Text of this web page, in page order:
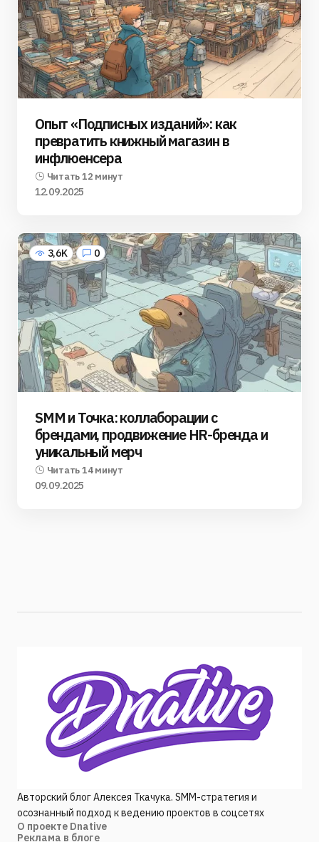
Опыт «Подписных изданий»: как
превратить книжный магазин в
инфлюенсера
Читать 12 минут
12.09.2025
3,6K 0
SMM и Точка: коллаборации с
брендами, продвижение HR-бренда и
уникальный мерч
Читать 14 минут
09.09.2025
Авторский блог Алексея Ткачука. SMM-стратегия и
осознанный подход к ведению проектов в соцсетях
О проекте Dnative
Реклама в блоге